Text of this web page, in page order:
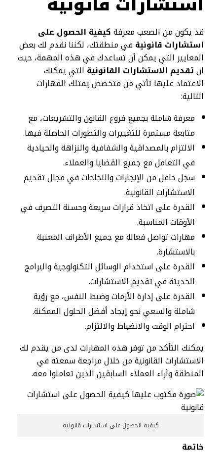
قد يكون من الصعب معرفةكيفية الحصول على
استشارات قانونيةفي منطقتك، لكننا نقدم لك بعض
المعايير التي يمكن أن تساعدك في هذه المهمة، حيث
انتقديم الاستشارات القانونية التي يمكنك
الاعتماد عليها تأتي من متخصص يمتلك المهارات
التالية:
معرفة شاملة بجميع فروع القانون والتشريعات، مع
متابعة مستمرة للتغييرات والتطورات الحاصلة فيها.
الالتزام بالمصداقية والشفافية والنزاهة والحيادية
في التعامل مع جميع القضايا والعملاء.
سجل حافل من الإنجازات والنجاحات في مجال تقديم
الاستشارات القانونية.
القدرة على اتخاذ قرارات سريعة وحسنة التصرف في
الأوقات المناسبة.
مهارات تواصل فعالة مع جميع الأطراف المعنية
بالاستشارة.
القدرة على استخدام الوسائل التكنولوجية والبرامج
الحديثة في تقديم الاستشارات.
القدرة على إدارة الأزمات وضبط النفس، مع رؤية
شاملة والسعي نحو إيجاد أفضل الحلول الممكنة.
احترام الوقت والانضباط والالتزام.
يمكنك التأكد من توفر هذه المهارات لدى من يقدم لك
الاستشارات القانونية من خلال مراجعة سمعته في
المنطقة وآراء العملاء السابقين الذين تعاملوا معه.
كيفية الحصول على استشارات قانونية
خاتمة